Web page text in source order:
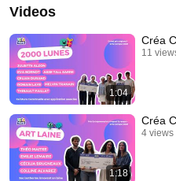
Videos
1:04
Créa
11
1:18
Créa
4 views